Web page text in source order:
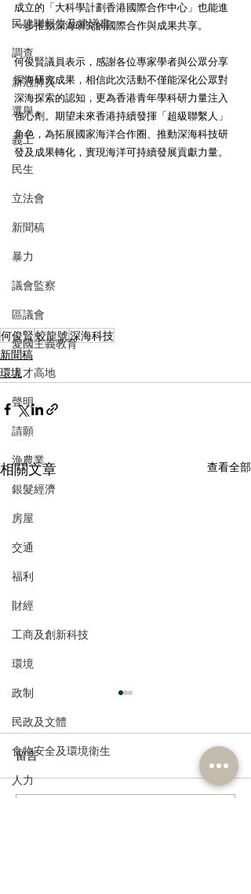
民建聯報告及建議書
調查
新冠肺炎
選舉
義工
民生
立法會
新聞稿
暴力
議會監察
區議會
愛國主義教育
人才高地
聲明
請願
漁農業
銀髮經濟
房屋
交通
福利
財經
工商及創新科技
環境
政制
民政及文體
食物安全及環境衛生
人力
成立的「大科學計劃香港國際合作中心」也能進
一步推動深海研究的國際合作與成果共享。
何俊賢議員表示，感謝各位專家學者與公眾分享
深海研究成果，相信此次活動不僅能深化公眾對
深海探索的認知，更為香港青年學科研力量注入
強心劑。期望未來香港持續發揮「超級聯繫人」
角色，為拓展國家海洋合作圈、推動深海科技研
發及成果轉化，實現海洋可持續發展貢獻力量。
何俊賢蛟龍號深海科技
新聞稿
環境
相關文章 查看全部
留言